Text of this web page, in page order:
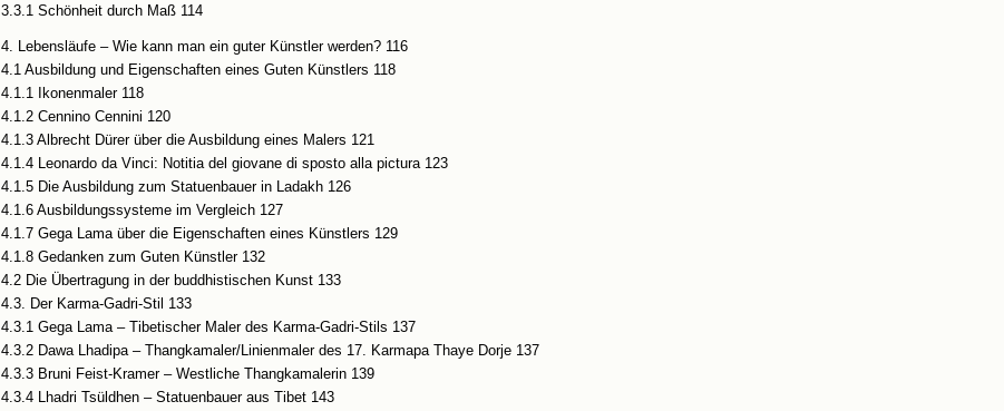
3.3.1 Schönheit durch Maß 114
4. Lebensläufe – Wie kann man ein guter Künstler werden? 116
4.1 Ausbildung und Eigenschaften eines Guten Künstlers 118
4.1.1 Ikonenmaler 118
4.1.2 Cennino Cennini 120
4.1.3 Albrecht Dürer über die Ausbildung eines Malers 121
4.1.4 Leonardo da Vinci: Notitia del giovane di sposto alla pictura 123
4.1.5 Die Ausbildung zum Statuenbauer in Ladakh 126
4.1.6 Ausbildungssysteme im Vergleich 127
4.1.7 Gega Lama über die Eigenschaften eines Künstlers 129
4.1.8 Gedanken zum Guten Künstler 132
4.2 Die Übertragung in der buddhistischen Kunst 133
4.3. Der Karma-Gadri-Stil 133
4.3.1 Gega Lama – Tibetischer Maler des Karma-Gadri-Stils 137
4.3.2 Dawa Lhadipa – Thangkamaler/Linienmaler des 17. Karmapa Thaye Dorje 137
4.3.3 Bruni Feist-Kramer – Westliche Thangkamalerin 139
4.3.4 Lhadri Tsüldhen – Statuenbauer aus Tibet 143